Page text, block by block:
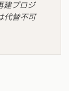
建プロジ
代替不可